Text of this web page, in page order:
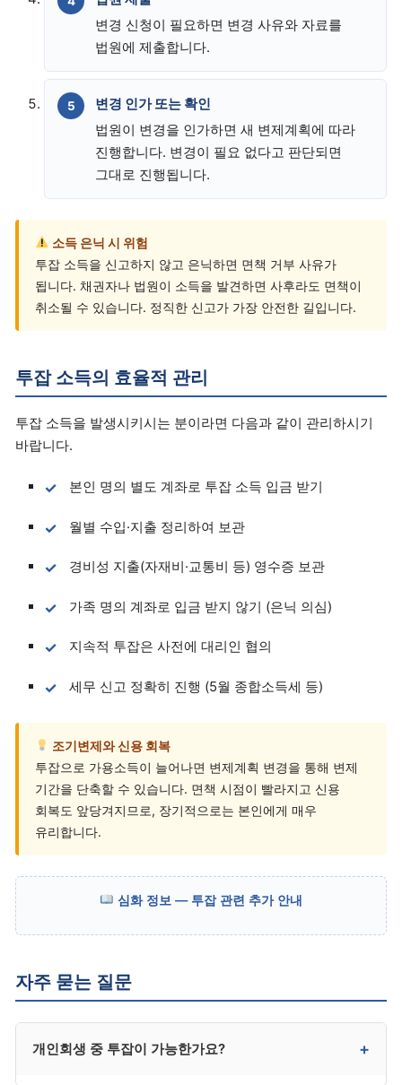
변경 신청이 필요하면 변경 사유와 자료를
법원에 제출합니다.
변경 인가 또는 확인
법원이 변경을 인가하면 새 변제계획에 따라
진행합니다. 변경이 필요 없다고 판단되면
그대로 진행됩니다.
소득 은닉 시 위험
투잡 소득을 신고하지 않고 은닉하면 면책 거부 사유가
됩니다. 채권자나 법원이 소득을 발견하면 사후라도 면책이
취소될 수 있습니다. 정직한 신고가 가장 안전한 길입니다.
투잡 소득의 효율적 관리
투잡 소득을 발생시키시는 분이라면 다음과 같이 관리하시기
바랍니다.
본인 명의 별도 계좌로 투잡 소득 입금 받기
월별 수입·지출 정리하여 보관
경비성 지출(자재비·교통비 등) 영수증 보관
가족 명의 계좌로 입금 받지 않기 (은닉 의심)
지속적 투잡은 사전에 대리인 협의
세무 신고 정확히 진행 (5월 종합소득세 등)
조기변제와 신용 회복
투잡으로 가용소득이 늘어나면 변제계획 변경을 통해 변제
기간을 단축할 수 있습니다. 면책 시점이 빨라지고 신용
회복도 앞당겨지므로, 장기적으로는 본인에게 매우
유리합니다.
심화 정보 — 투잡 관련 추가 안내
자주 묻는 질문
개인회생 중 투잡이 가능한가요? +